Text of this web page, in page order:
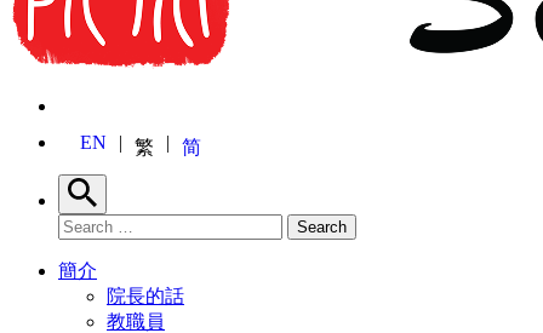
EN 繁 简
Search
Search for: Search
簡介
院長的話
教職員